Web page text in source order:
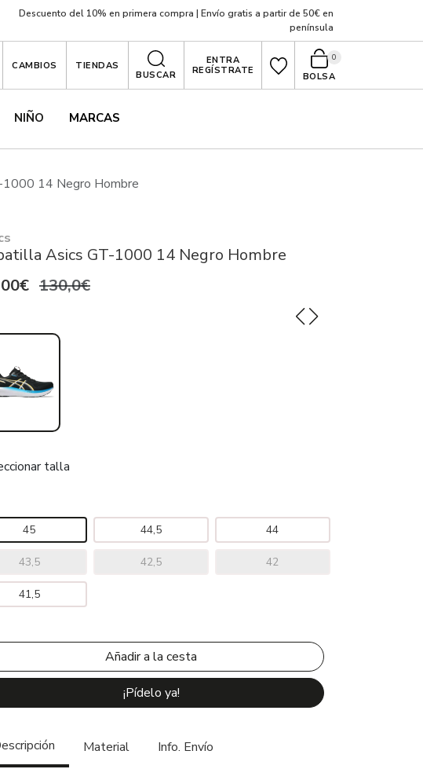
Descuento del 10% en primera compra | Envío gratis a partir de 50€ en
península
NIÑO MARCAS
CAMBIOS
TIENDAS
BUSCAR
ENTRA
REGÍSTRATE
BOLSA
0
14 Negro Hombre
Asics GT-1000 14 Negro Hombre
130,0€
talla
45 44,5 44
43,5 42,5 42
41,5
¡Pídelo ya!
Material Info. Envío